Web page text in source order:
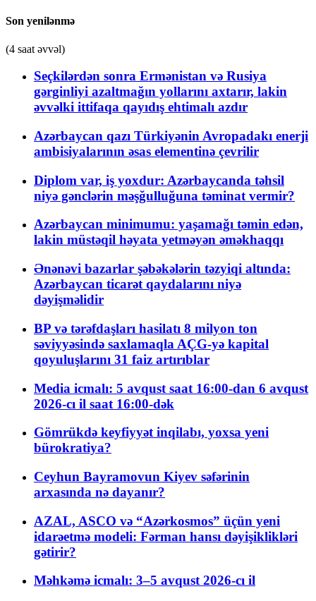
Son yenilənmə
(4 saat əvvəl)
Seçkilərdən sonra Ermənistan və Rusiya
gərginliyi azaltmağın yollarını axtarır, lakin
əvvəlki ittifaqa qayıdış ehtimalı azdır
Azərbaycan qazı Türkiyənin Avropadakı enerji
ambisiyalarının əsas elementinə çevrilir
Diplom var, iş yoxdur: Azərbaycanda təhsil
niyə gənclərin məşğulluğuna təminat vermir?
Azərbaycan minimumu: yaşamağı təmin edən,
lakin müstəqil həyata yetməyən əməkhaqqı
Ənənəvi bazarlar şəbəkələrin təzyiqi altında:
Azərbaycan ticarət qaydalarını niyə
dəyişməlidir
BP və tərəfdaşları hasilatı 8 milyon ton
səviyyəsində saxlamaqla AÇG-yə kapital
qoyuluşlarını 31 faiz artırıblar
Media icmalı: 5 avqust saat 16:00-dan 6 avqust
2026-cı il saat 16:00-dək
Gömrükdə keyfiyyət inqilabı, yoxsa yeni
bürokratiya?
Ceyhun Bayramovun Kiyev səfərinin
arxasında nə dayanır?
AZAL, ASCO və “Azərkosmos” üçün yeni
idarəetmə modeli: Fərman hansı dəyişiklikləri
gətirir?
Məhkəmə icmalı: 3–5 avqust 2026-cı il